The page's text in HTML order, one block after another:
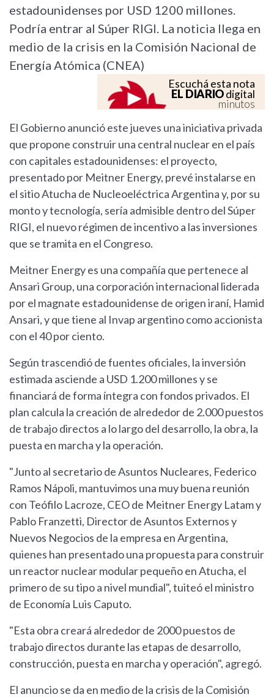
estadounidenses por USD 1200 millones.
Podría entrar al Súper RIGI. La noticia llega en
medio de la crisis en la Comisión Nacional de
Energía Atómica (CNEA)
Escuchá esta nota
EL DIARIOdigital
minutos
El Gobierno anunció este jueves una iniciativa privada
que propone construir una central nuclear en el país
con capitales estadounidenses: el proyecto,
presentado por Meitner Energy, prevé instalarse en
el sitio Atucha de Nucleoeléctrica Argentina y, por su
monto y tecnología, sería admisible dentro del Súper
RIGI, el nuevo régimen de incentivo a las inversiones
que se tramita en el Congreso.
Meitner Energy es una compañía que pertenece al
Ansari Group, una corporación internacional liderada
por el magnate estadounidense de origen iraní, Hamid
Ansari, y que tiene al Invap argentino como accionista
con el 40 por ciento.
Según trascendió de fuentes oficiales, la inversión
estimada asciende a USD 1.200 millones y se
financiará de forma íntegra con fondos privados. El
plan calcula la creación de alrededor de 2.000 puestos
de trabajo directos a lo largo del desarrollo, la obra, la
puesta en marcha y la operación.
"Junto al secretario de Asuntos Nucleares, Federico
Ramos Nápoli, mantuvimos una muy buena reunión
con Teófilo Lacroze, CEO de Meitner Energy Latam y
Pablo Franzetti, Director de Asuntos Externos y
Nuevos Negocios de la empresa en Argentina,
quienes han presentado una propuesta para construir
un reactor nuclear modular pequeño en Atucha, el
primero de su tipo a nivel mundial", tuiteó el ministro
de Economía Luis Caputo.
"Esta obra creará alrededor de 2000 puestos de
trabajo directos durante las etapas de desarrollo,
construcción, puesta en marcha y operación", agregó.
El anuncio se da en medio de la crisis de la Comisión